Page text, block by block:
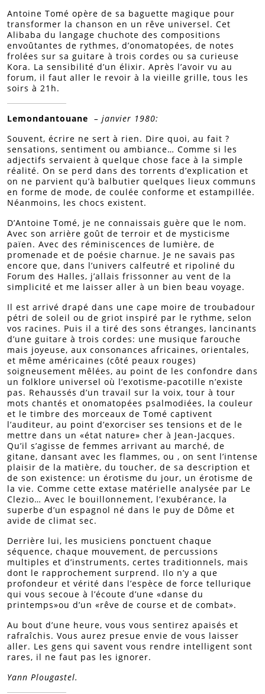
Antoine Tomé opère de sa baguette magique pour
transformer la chanson en un rêve universel. Cet
Alibaba du langage chuchote des compositions
envoûtantes de rythmes, d’onomatopées, de notes
frolées sur sa guitare à trois cordes ou sa curieuse
Kora. La sensibilité d’un élixir. Après l’avoir vu au
forum, il faut aller le revoir à la vieille grille, tous les
soirs à 21h.
Lemondantouane – janvier 1980:
Souvent, écrire ne sert à rien. Dire quoi, au fait ?
sensations, sentiment ou ambiance… Comme si les
adjectifs servaient à quelque chose face à la simple
réalité. On se perd dans des torrents d’explication et
on ne parvient qu’à balbutier quelques lieux communs
en forme de mode, de coulée conforme et estampillée.
Néanmoins, les chocs existent.
D’Antoine Tomé, je ne connaissais guère que le nom.
Avec son arrière goût de terroir et de mysticisme
païen. Avec des réminiscences de lumière, de
promenade et de poésie charnue. Je ne savais pas
encore que, dans l’univers calfeutré et ripoliné du
Forum des Halles, j’allais frissonner au vent de la
simplicité et me laisser aller à un bien beau voyage.
Il est arrivé drapé dans une cape moire de troubadour
pétri de soleil ou de griot inspiré par le rythme, selon
vos racines. Puis il a tiré des sons étranges, lancinants
d’une guitare à trois cordes: une musique farouche
mais joyeuse, aux consonances africaines, orientales,
et même américaines (côté peaux rouges)
soigneusement mêlées, au point de les confondre dans
un folklore universel où l’exotisme-pacotille n’existe
pas. Rehaussés d’un travail sur la voix, tour à tour
mots chantés et onomatopées psalmodiées, la couleur
et le timbre des morceaux de Tomé captivent
l’auditeur, au point d’exorciser ses tensions et de le
mettre dans un «état nature» cher à Jean-Jacques.
Qu’il s’agisse de femmes arrivant au marché, de
gitane, dansant avec les flammes, ou , on sent l’intense
plaisir de la matière, du toucher, de sa description et
de son existence: un érotisme du jour, un érotisme de
la vie. Comme cette extase matérielle analysée par Le
Clezio… Avec le bouillonnement, l’exubérance, la
superbe d’un espagnol né dans le puy de Dôme et
avide de climat sec.
Derrière lui, les musiciens ponctuent chaque
séquence, chaque mouvement, de percussions
multiples et d’instruments, certes traditionnels, mais
dont le rapprochement surprend. Ilo n’y a que
profondeur et vérité dans l’espèce de force tellurique
qui vous secoue à l’écoute d’une «danse du
printemps»ou d’un «rêve de course et de combat».
Au bout d’une heure, vous vous sentirez apaisés et
rafraîchis. Vous aurez presue envie de vous laisser
aller. Les gens qui savent vous rendre intelligent sont
rares, il ne faut pas les ignorer.
Yann Plougastel.